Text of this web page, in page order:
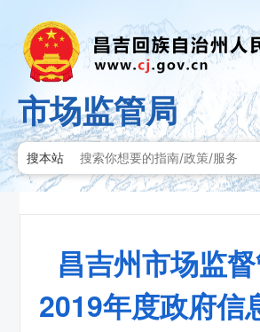
市场监管局
搜本站
昌吉州市场监
2019年度政府信